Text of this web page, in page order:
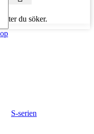
du söker.
S-serien